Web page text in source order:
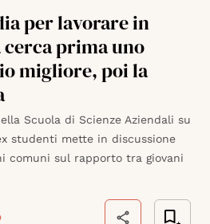
per lavorare in
cerca prima uno
migliore, poi la
Scuola di Scienze Aziendali su
studenti mette in discussione
comuni sul rapporto tra giovani